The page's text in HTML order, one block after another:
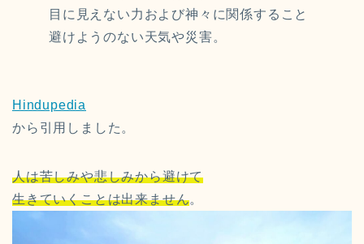
目に見えない力および神々に関係すること
避けようのない天気や災害。
Hindupedia
から引用しました。
人は苦しみや悲しみから避けて
生きていくことは出来ません。